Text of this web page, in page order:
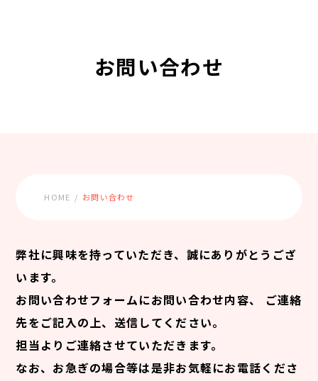
お問い合わせ
HOME お問い合わせ
弊社に興味を持っていただき、誠にありがとうござ
います。
お問い合わせフォームにお問い合わせ内容、
ご連絡
先をご記入の上、送信してください。
担当よりご連絡させていただきます。
なお、お急ぎの場合等は是非お気軽にお電話くださ